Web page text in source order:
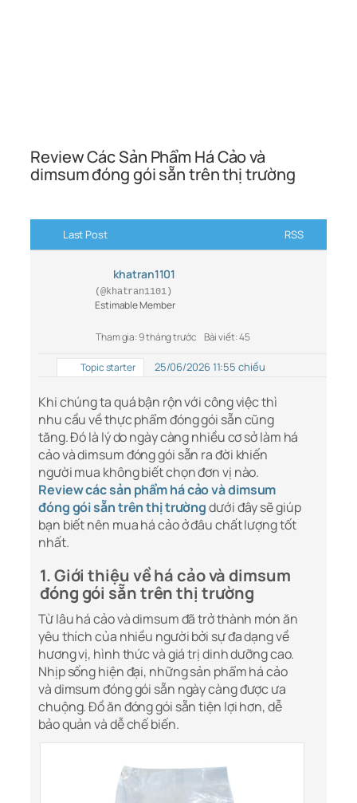
Review Các Sản Phẩm Há Cảo và
dimsum đóng gói sẵn trên thị trường
Last Post RSS
khatran1101
(@khatran1101)
Estimable Member
Tham gia: 9 tháng trước Bài viết: 45
Topic starter 25/06/2026 11:55 chiều
Khi chúng ta quá bận rộn với công việc thì
nhu cầu về thực phẩm đóng gói sẵn cũng
tăng. Đó là lý do ngày càng nhiều cơ sở làm há
cảo và dimsum đóng gói sẵn ra đời khiến
người mua không biết chọn đơn vị nào.
Review các sản phẩm há cảo và dimsum
đóng gói sẵn trên thị trườngdưới đây sẽ giúp
bạn biết nên mua há cảo ở đâu chất lượng tốt
nhất.
1. Giới thiệu về há cảo và dimsum
đóng gói sẵn trên thị trường
Từ lâu há cảo và dimsum đã trở thành món ăn
yêu thích của nhiều người bởi sự đa dạng về
hương vị, hình thức và giá trị dinh dưỡng cao.
Nhịp sống hiện đại, những sản phẩm há cảo
và dimsum đóng gói sẵn ngày càng được ưa
chuộng. Đồ ăn đóng gói sẵn tiện lợi hơn, dễ
bảo quản và dễ chế biến.